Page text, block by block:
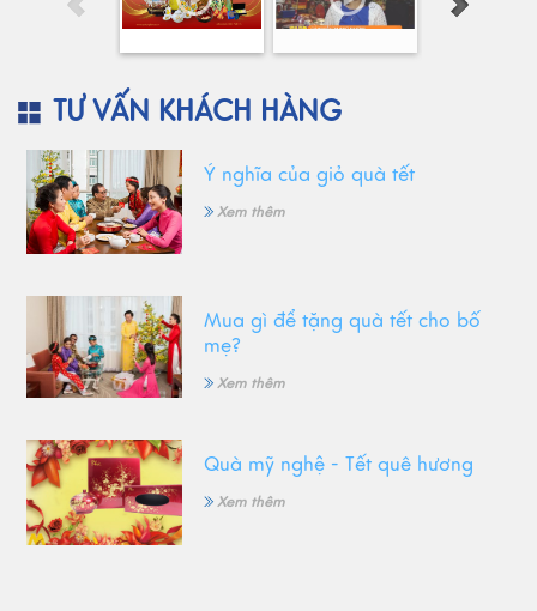
TƯ VẤN KHÁCH HÀNG
Ý nghĩa của giỏ quà tết
Xem thêm
Mua gì để tặng quà tết cho bố
mẹ?
Xem thêm
Quà mỹ nghệ - Tết quê hương
Xem thêm